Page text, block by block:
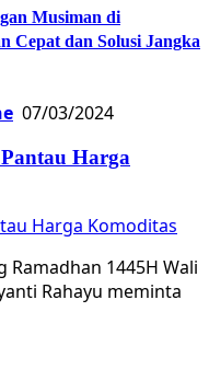
Musiman di
Cepat dan Solusi Jangka
07/03/2024
Harga
Harga Komoditas
1445H Wali
Rahayu meminta